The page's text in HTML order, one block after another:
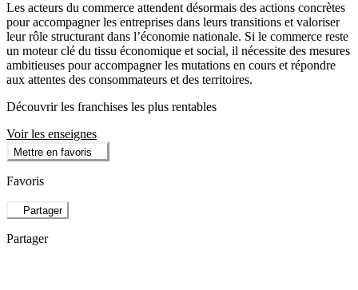
Les acteurs du commerce attendent désormais des actions concrètes
pour accompagner les entreprises dans leurs transitions et valoriser
leur rôle structurant dans l’économie nationale. Si le commerce reste
un moteur clé du tissu économique et social, il nécessite des mesures
ambitieuses pour accompagner les mutations en cours et répondre
aux attentes des consommateurs et des territoires.
Découvrir les franchises les plus rentables
Voir les enseignes
Mettre en favoris
Favoris
Partager
Partager